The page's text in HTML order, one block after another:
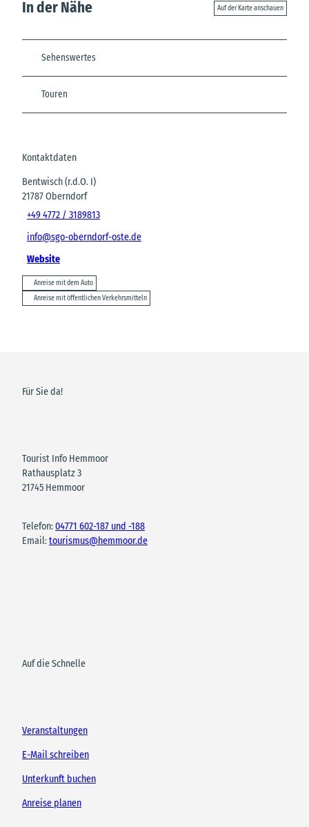
In der Nähe Auf der Karte anschauen
Sehenswertes
Touren
Kontaktdaten
Bentwisch (r.d.O. I)
21787Oberndorf
+49 4772 / 3189813
info@sgo-oberndorf-oste.de
Website
Anreise mit dem Auto
Anreise mit öffentlichen Verkehrsmitteln
Für Sie da!
Tourist Info Hemmoor
Rathausplatz 3
21745 Hemmoor
Telefon:04771 602-187 und -188
Email:tourismus@hemmoor.de
Auf die Schnelle
Veranstaltungen
E-Mail schreiben
Unterkunft buchen
Anreise planen